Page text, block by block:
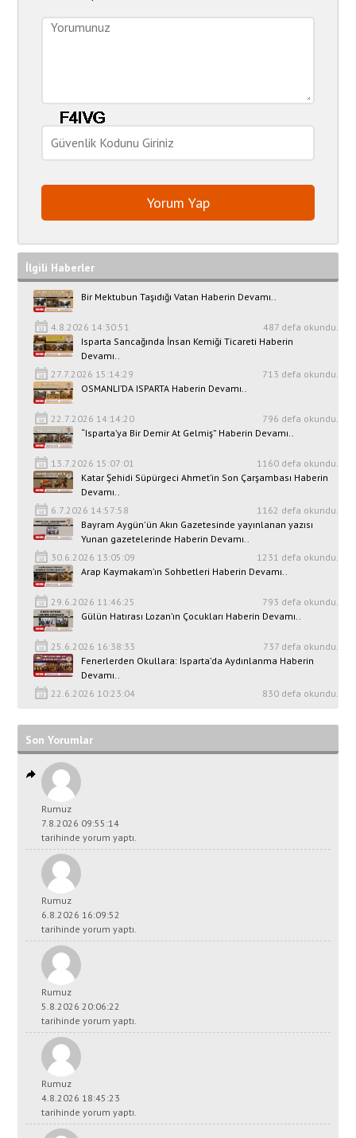
İlgili Haberler
Bir Mektubun Taşıdığı Vatan Haberin Devamı..
4.8.2026 14:30:51
487 defa okundu.
Isparta Sancağında İnsan Kemiği Ticareti Haberin
Devamı..
27.7.2026 15:14:29
713 defa okundu.
OSMANLI’DA ISPARTA Haberin Devamı..
22.7.2026 14:14:20
796 defa okundu.
“Isparta’ya Bir Demir At Gelmiş” Haberin Devamı..
13.7.2026 15:07:01
1160 defa okundu.
Katar Şehidi Süpürgeci Ahmet’in Son Çarşambası Haberin
Devamı..
6.7.2026 14:57:58
1162 defa okundu.
Bayram Aygün'ün Akın Gazetesinde yayınlanan yazısı
Yunan gazetelerinde Haberin Devamı..
30.6.2026 13:05:09
1231 defa okundu.
Arap Kaymakam’ın Sohbetleri Haberin Devamı..
29.6.2026 11:46:25
793 defa okundu.
Gülün Hatırası Lozan’ın Çocukları Haberin Devamı..
25.6.2026 16:38:33
737 defa okundu.
Fenerlerden Okullara: Isparta’da Aydınlanma Haberin
Devamı..
22.6.2026 10:23:04
830 defa okundu.
Son Yorumlar
Rumuz
7.8.2026 09:55:14
tarihinde yorum yaptı.
Rumuz
6.8.2026 16:09:52
tarihinde yorum yaptı.
Rumuz
5.8.2026 20:06:22
tarihinde yorum yaptı.
Rumuz
4.8.2026 18:45:23
tarihinde yorum yaptı.